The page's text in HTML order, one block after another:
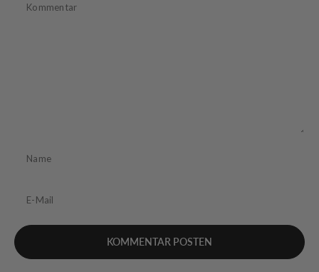
Kommentar
Name
E-Mail